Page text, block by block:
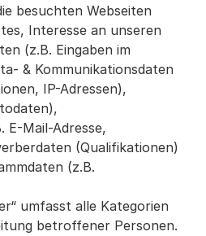
besuchten Webseiten
Interesse an unseren
(z.B. Eingaben im
& Kommunikationsdaten
IP-Adressen),
E-Mail-Adresse,
(Qualifikationen)
(z.B.
umfasst alle Kategorien
betroffener Personen.